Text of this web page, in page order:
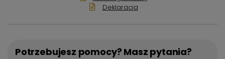
Deklaracja
Potrzebujesz pomocy? Masz pytania?